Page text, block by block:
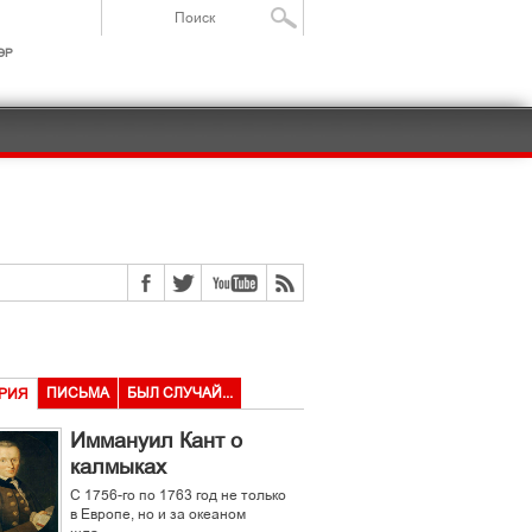
ПИСЬМА БЫЛ СЛУЧАЙ...
Иммануил Кант о
калмыках
С 1756-го по 1763 год не только
в Европе, но и за океаном